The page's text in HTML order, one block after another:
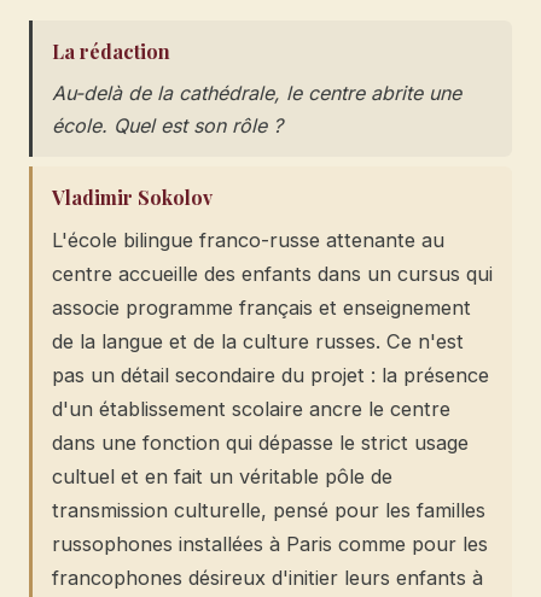
La rédaction
Au-delà de la cathédrale, le centre abrite une
école. Quel est son rôle ?
Vladimir Sokolov
L'école bilingue franco-russe attenante au
centre accueille des enfants dans un cursus qui
associe programme français et enseignement
de la langue et de la culture russes. Ce n'est
pas un détail secondaire du projet : la présence
d'un établissement scolaire ancre le centre
dans une fonction qui dépasse le strict usage
cultuel et en fait un véritable pôle de
transmission culturelle, pensé pour les familles
russophones installées à Paris comme pour les
francophones désireux d'initier leurs enfants à